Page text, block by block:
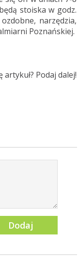
stoiska w godz.
narzędzia,
Poznańskiej.
artykuł? Podaj dalej!
Dodaj